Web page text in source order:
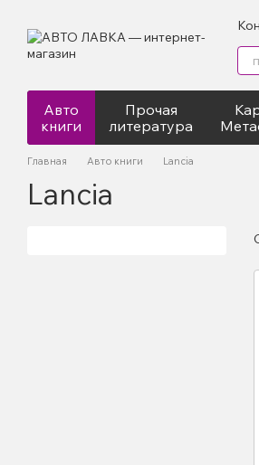
Авто
книги
Прочая
литература
Главная Авто книги Lancia
Lancia